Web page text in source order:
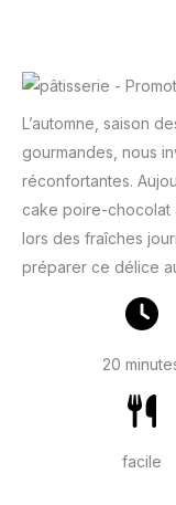
L’automne, saison
gourmandes, nous
réconfortantes.
cake poire-chocolat
lors des fraîches
préparer ce délice
20
facile